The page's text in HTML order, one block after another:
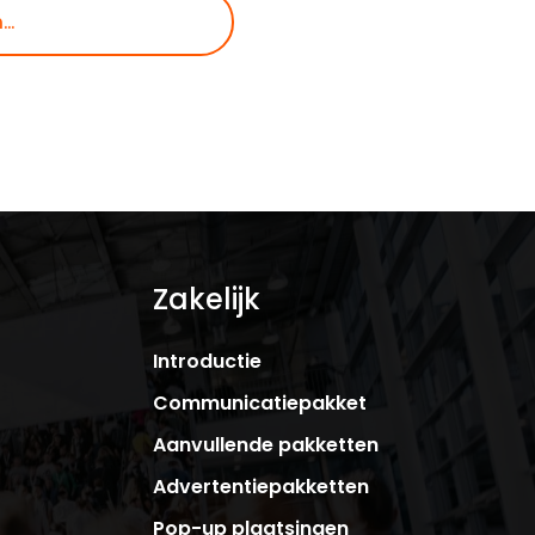
Zakelijk
Introductie
Communicatiepakket
Aanvullende pakketten
Advertentiepakketten
Pop-up plaatsingen